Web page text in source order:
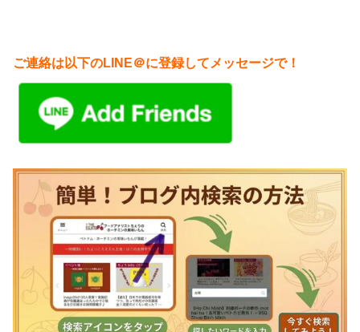
ご連絡は以下のLINE＠に登録してメッセージで！